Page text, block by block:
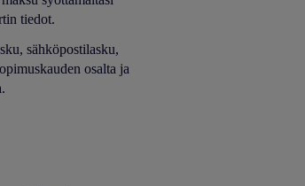
tiedot.
sähköpostilasku,
osalta ja